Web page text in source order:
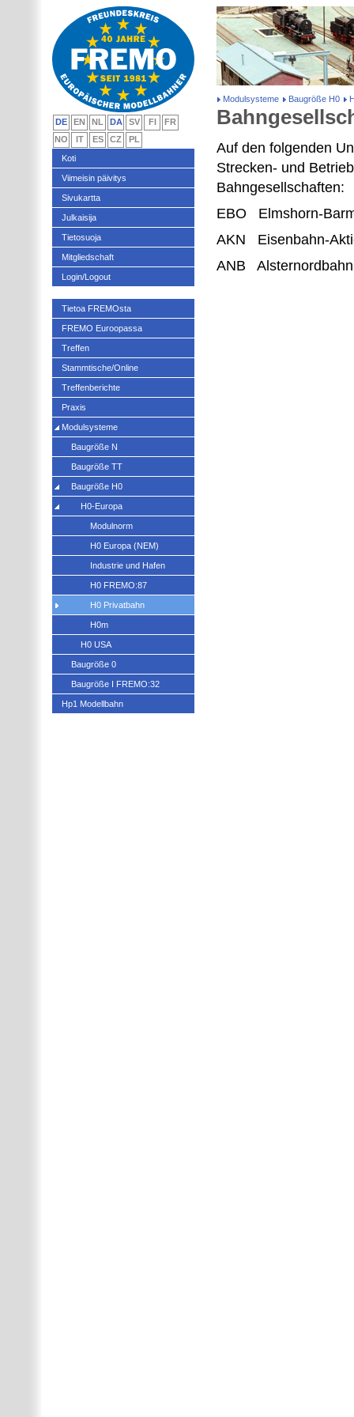
Modulsysteme Baugröße H0
Auf den folgenden
Strecken- und
Bahngesellschaften:
EBO Elmshorn-
AKN Eisenbahn-
ANB Alsternordbahn
DE EN NL DA SV FI
FR
NO
IT ES CZ
PL
Koti
Viimeisin päivitys
Sivukartta
Julkaisija
Tietosuoja
Mitgliedschaft
Login/Logout
Tietoa FREMOsta
FREMO Euroopassa
Treffen
Stammtische/Online
Treffenberichte
Praxis
Modulsysteme
Baugröße N
Baugröße TT
Baugröße H0
H0-Europa
Modulnorm
H0 Europa (NEM)
Industrie und Hafen
H0 FREMO:87
H0 Privatbahn
H0m
H0 USA
Baugröße 0
Baugröße I FREMO:32
Hp1 Modellbahn